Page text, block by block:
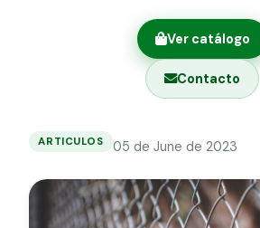
Alambre de espino galvanizado
Alambre liso galvanizado
Malla ocultación 70 g/m² verde
Abrazadera PVC malla H.
Grapa malla H.
Grapadora
Grapas a-18
Ver catálogo
Contacto
ARTICULOS 05 de June de 2023
mallas
para
protección